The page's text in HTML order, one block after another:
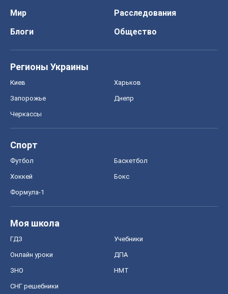
Мир
Расследования
Блоги
Общество
Регионы Украины
Киев Харьков
Запорожье Днепр
Черкассы
Спорт
Футбол Баскетбол
Хоккей Бокс
Формула-1
Моя школа
ГДЗ Учебники
Онлайн уроки ДПА
ЗНО НМТ
СНГ решебники